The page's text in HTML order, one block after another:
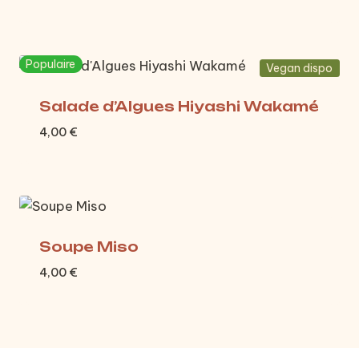
Populaire Vegan dispo
Salade d’Algues Hiyashi Wakamé
4,00 €
Soupe Miso
4,00 €